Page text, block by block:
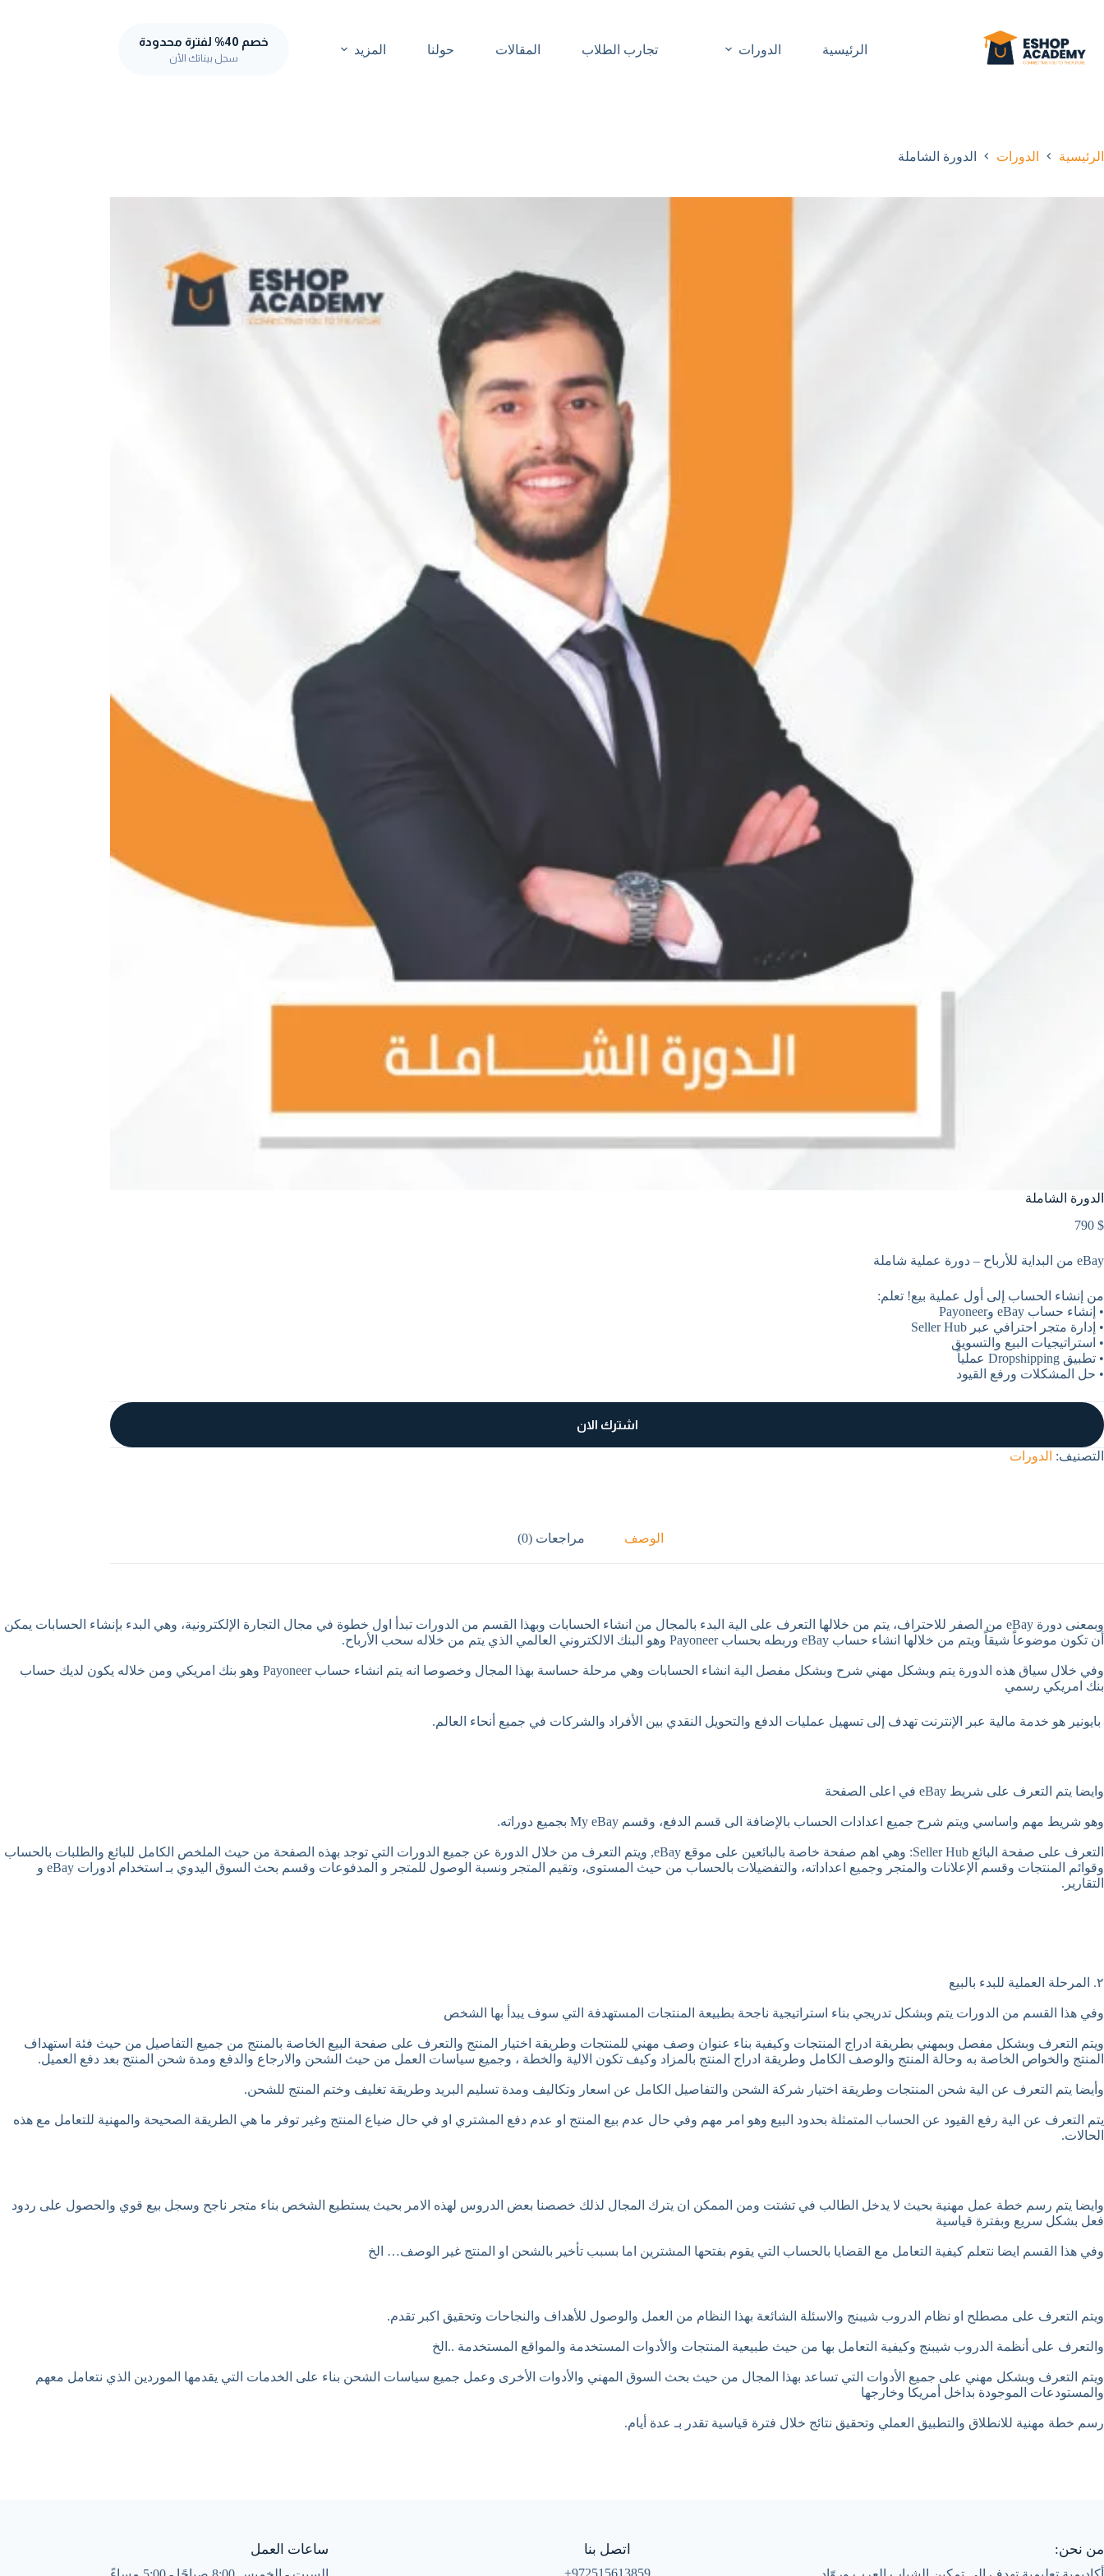
الرئيسية الدورات تجارب الطلاب المقالات حولنا المزيد
خصم 40% لفترة محدودة
سجل بيناتك الأن
الرئيسية الدورات الدورة الشاملة
الدورة الشاملة
790 $
eBay من البداية للأرباح – دورة عملية شاملة
من إنشاء الحساب إلى أول عملية بيع! تعلم:
• إنشاء حساب eBay وPayoneer
• إدارة متجر احترافي عبر Seller Hub
• استراتيجيات البيع والتسويق
• تطبيق Dropshipping عملياً
• حل المشكلات ورفع القيود
اشترك الان
التصنيف: الدورات
الوصف مراجعات (0)
وبمعنى دورة eBay من الصفر للاحتراف، يتم من خلالها التعرف على الية البدء بالمجال من انشاء الحسابات وبهذا القسم من الدورات تبدأ اول خطوة في مجال التجارة الإلكترونية، وهي البدء بإنشاء الحسابات يمكن
أن تكون موضوعاً شيقاً ويتم من خلالها انشاء حساب eBay وربطه بحساب Payoneer وهو البنك الالكتروني العالمي الذي يتم من خلاله سحب الأرباح.
وفي خلال سياق هذه الدورة يتم وبشكل مهني شرح وبشكل مفصل الية انشاء الحسابات وهي مرحلة حساسة بهذا المجال وخصوصا انه يتم انشاء حساب Payoneer وهو بنك امريكي ومن خلاله يكون لديك حساب
بنك امريكي رسمي
بايونير هو خدمة مالية عبر الإنترنت تهدف إلى تسهيل عمليات الدفع والتحويل النقدي بين الأفراد والشركات في جميع أنحاء العالم.
وايضا يتم التعرف على شريط eBay في اعلى الصفحة
وهو شريط مهم واساسي ويتم شرح جميع اعدادات الحساب بالإضافة الى قسم الدفع، وقسم My eBay بجميع دوراته.
التعرف على صفحة البائع Seller Hub: وهي اهم صفحة خاصة بالبائعين على موقع eBay, ويتم التعرف من خلال الدورة عن جميع الدورات التي توجد بهذه الصفحة من حيث الملخص الكامل للبائع والطلبات بالحساب
وقوائم المنتجات وقسم الإعلانات والمتجر وجميع اعداداته، والتفضيلات بالحساب من حيث المستوى، وتقيم المتجر ونسبة الوصول للمتجر و المدفوعات وقسم بحث السوق اليدوي بـ استخدام ادورات eBay و
التقارير.
٢. المرحلة العملية للبدء بالبيع
وفي هذا القسم من الدورات يتم وبشكل تدريجي بناء استراتيجية ناجحة بطبيعة المنتجات المستهدفة التي سوف يبدأ بها الشخص
ويتم التعرف وبشكل مفصل وبمهني بطريقة ادراج المنتجات وكيفية بناء عنوان وصف مهني للمنتجات وطريقة اختيار المنتج والتعرف على صفحة البيع الخاصة بالمنتج من جميع التفاصيل من حيث فئة استهداف
المنتج والخواص الخاصة به وحالة المنتج والوصف الكامل وطريقة ادراج المنتج بالمزاد وكيف تكون الالية والخطة ، وجميع سياسات العمل من حيث الشحن والارجاع والدفع ومدة شحن المنتج بعد دفع العميل.
وأيضا يتم التعرف عن الية شحن المنتجات وطريقة اختيار شركة الشحن والتفاصيل الكامل عن اسعار وتكاليف ومدة تسليم البريد وطريقة تغليف وختم المنتج للشحن.
يتم التعرف عن الية رفع القيود عن الحساب المتمثلة بحدود البيع وهو امر مهم وفي حال عدم بيع المنتج او عدم دفع المشتري او في حال ضياع المنتج وغير توفر ما هي الطريقة الصحيحة والمهنية للتعامل مع هذه
الحالات.
وايضا يتم رسم خطة عمل مهنية بحيث لا يدخل الطالب في تشتت ومن الممكن ان يترك المجال لذلك خصصنا بعض الدروس لهذه الامر بحيث يستطيع الشخص بناء متجر ناجح وسجل بيع قوي والحصول على ردود
فعل بشكل سريع وبفترة قياسية
وفي هذا القسم ايضا نتعلم كيفية التعامل مع القضايا بالحساب التي يقوم بفتحها المشترين اما بسبب تأخير بالشحن او المنتج غير الوصف… الخ
ويتم التعرف على مصطلح او نظام الدروب شيبنج والاسئلة الشائعة بهذا النظام من العمل والوصول للأهداف والنجاحات وتحقيق اكبر تقدم.
والتعرف على أنظمة الدروب شيبنج وكيفية التعامل بها من حيث طبيعية المنتجات والأدوات المستخدمة والمواقع المستخدمة ..الخ
ويتم التعرف وبشكل مهني على جميع الأدوات التي تساعد بهذا المجال من حيث بحث السوق المهني والأدوات الأخرى وعمل جميع سياسات الشحن بناء على الخدمات التي يقدمها الموردين الذي نتعامل معهم
والمستودعات الموجودة بداخل أمريكا وخارجها
رسم خطة مهنية للانطلاق والتطبيق العملي وتحقيق نتائج خلال فترة قياسية تقدر بـ عدة أيام.
من نحن: اتصل بنا
972515613859+
ساعات العمل